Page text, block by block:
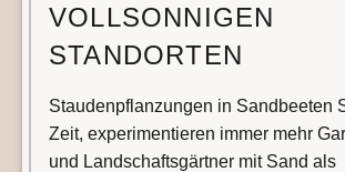
VOLLSONNIGEN
STANDORTEN
Staudenpflanzungen in Sandbeeten
Zeit, experimentieren immer mehr
und Landschaftsgärtner mit Sand als